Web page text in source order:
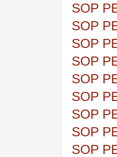
SOP
SOP
SOP
SOP
SOP
SOP
SOP
SOP
SOP